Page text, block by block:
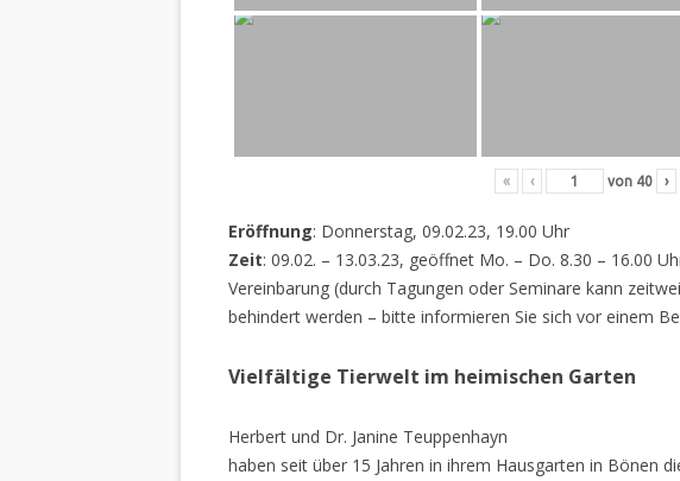
« ‹ von 40 ›
Eröffnung: Donnerstag, 09.02.23, 19.00 Uhr
Zeit: 09.02. – 13.03.23, geöffnet Mo. – Do. 8.30 – 16.00
Vereinbarung (durch Tagungen oder Seminare kann
behindert werden – bitte informieren Sie sich vor einem
Vielfältige Tierwelt im heimischen Garten
Herbert und Dr. Janine Teuppenhayn
haben seit über 15 Jahren in ihrem Hausgarten in Bönen